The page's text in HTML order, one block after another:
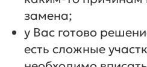
замена;
у Вас готово
есть сложные